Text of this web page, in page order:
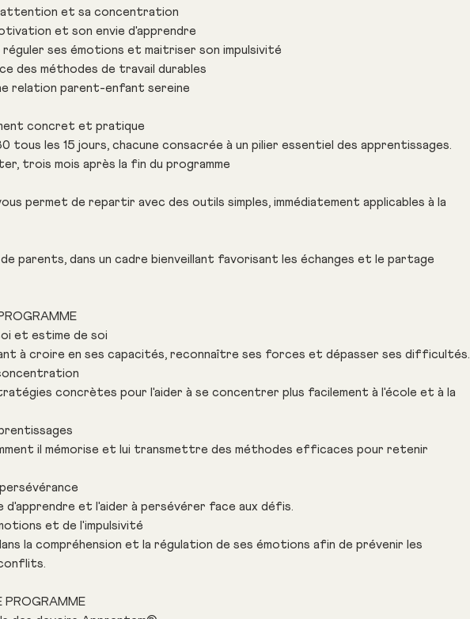
attention et sa concentration
et son envie d'apprendre
réguler ses émotions et maitriser son impulsivité
des méthodes de travail durables
relation parent-enfant sereine
concret et pratique
tous les 15 jours, chacune consacrée à un pilier essentiel des apprentissages.
trois mois après la fin du programme
permet de repartir avec des outils simples, immédiatement applicables à la
parents, dans un cadre bienveillant favorisant les échanges et le partage
et estime de soi
à croire en ses capacités, reconnaître ses forces et dépasser ses difficultés.
concrètes pour l'aider à se concentrer plus facilement à l'école et à la
il mémorise et lui transmettre des méthodes efficaces pour retenir
d'apprendre et l'aider à persévérer face aux défis.
et de l'impulsivité
la compréhension et la régulation de ses émotions afin de prévenir les
PROGRAMME